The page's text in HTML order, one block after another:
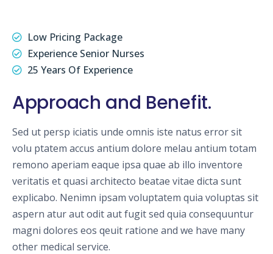
Low Pricing Package
Experience Senior Nurses
25 Years Of Experience
Approach and Benefit.
Sed ut persp iciatis unde omnis iste natus error sit
volu ptatem accus antium dolore melau antium totam
remono aperiam eaque ipsa quae ab illo inventore
veritatis et quasi architecto beatae vitae dicta sunt
explicabo. Nenimn ipsam voluptatem quia voluptas sit
aspern atur aut odit aut fugit sed quia consequuntur
magni dolores eos qeuit ratione and we have many
other medical service.